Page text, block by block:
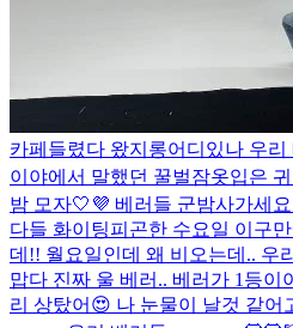
카페들렸다 왔지롱어디있나 우리
이야에서 말했던 꿀벌잠옷입은 귀
밤 모자🤍💜 베러들 군밤사가세요
다들 화이팅피곤한 수요일 이구
데!! 월요일인데 왜 비오는데.. 우
맙다 진짜 울 베러.. 베러가 1등이
리 상탔어😍 나 눈물이 날것 같어